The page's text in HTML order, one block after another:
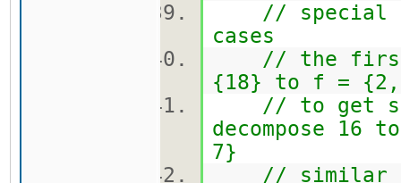
// special
cases
// the first
{18} to f =
// to get
decompose
7}
// similar